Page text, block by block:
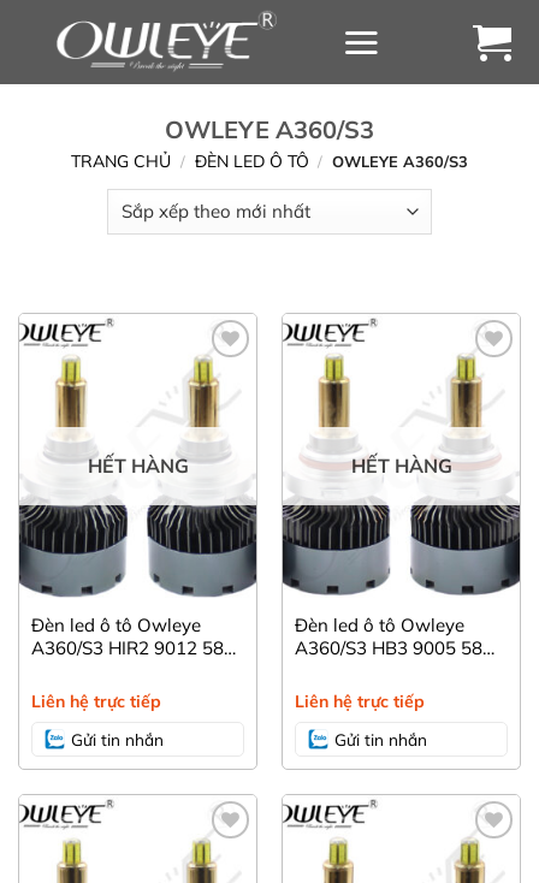
OWLEYE A360/S3
TRANG CHỦ / ĐÈN LED Ô TÔ / OWLEYE A360/S3
Yêu
thích
HẾT HÀNG
Đèn led ô tô Owleye
A360/S3 HIR2 9012 58W
Liên hệ trực tiếp
Gửi tin nhắn
Yêu
HẾT HÀNG
Đèn led ô tô Owleye
A360/S3 HB3 9005 58W
Liên hệ trực tiếp
Gửi tin nhắn
Yêu
thích
Yêu
thích